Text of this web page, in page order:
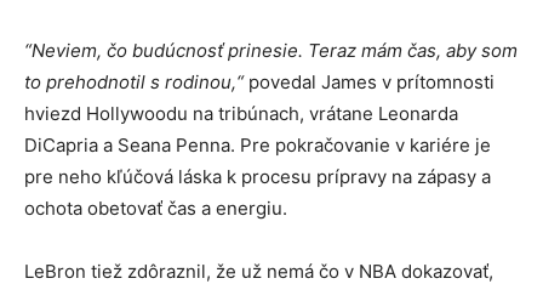
“Neviem, čo budúcnosť prinesie. Teraz mám čas, aby som
to prehodnotil s rodinou,“povedal James v prítomnosti
hviezd Hollywoodu na tribúnach, vrátane Leonarda
DiCapria a Seana Penna. Pre pokračovanie v kariére je
pre neho kľúčová láska k procesu prípravy na zápasy a
ochota obetovať čas a energiu.
LeBron tiež zdôraznil, že už nemá čo v NBA dokazovať,